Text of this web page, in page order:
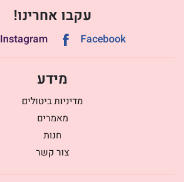
עקבו אחרינו!
Facebook
Instagram
מידע
מדיניות ביטולים
מאמרים
חנות
צור קשר